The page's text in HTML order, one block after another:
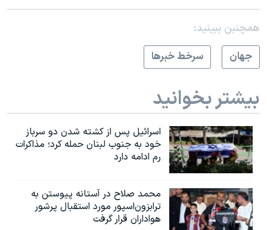
همچنبن ببینید:
جهان
سرخط خبرها
بیشتر بخوانید
اسرائیل پس از کشته شدن دو سرباز
خود به جنوب لبنان حمله کرد؛ مذاکرات
رم ادامه دارد
محمد صلاح در آستانه پیوستن به
ترابزون‌اسپور مورد استقبال پرشور
هواداران قرار گرفت